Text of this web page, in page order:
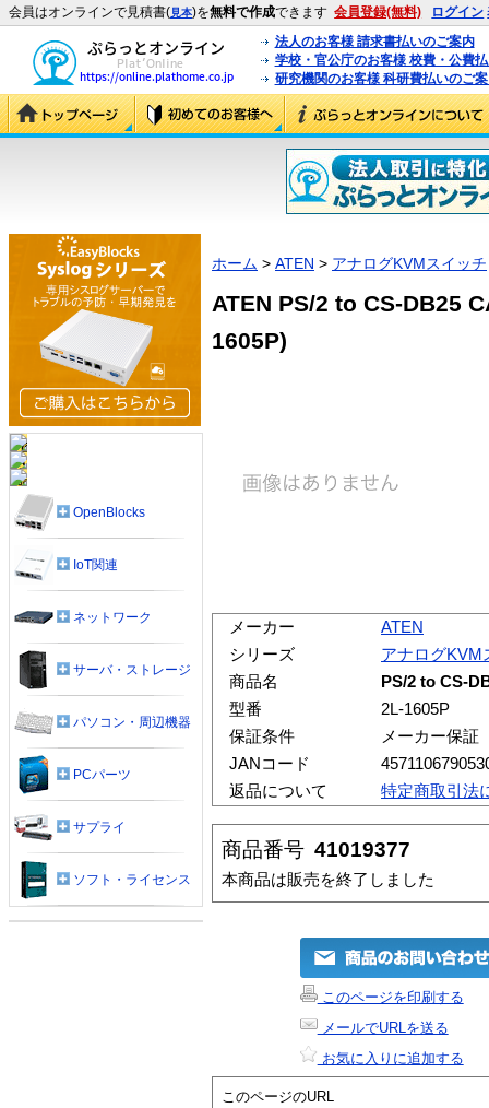
会員はオンラインで見積書(見本)を無料で作成できます 会員登録(無料) ログイン
法人のお客様 請求書払いのご案内
学校・官公庁のお客様 校費・公費
研究機関のお客様 科研費払いのご
ホーム > ATEN > アナログKVMスイッチ
ATEN PS/2 to CS-DB25
1605P)
メーカー
ATEN
シリーズ
アナログKVM
商品名
PS/2 to CS-
型番
2L-1605P
保証条件
メーカー保証
JANコード
返品について
特定商取引法
商品番号 41019377
本商品は販売を終了しました
このページを印刷する
メールでURLを送る
お気に入りに追加する
このページのURL
OpenBlocks
IoT関連
ネットワーク
サーバ・ストレージ
パソコン・周辺機器
PCパーツ
サプライ
ソフト・ライセンス